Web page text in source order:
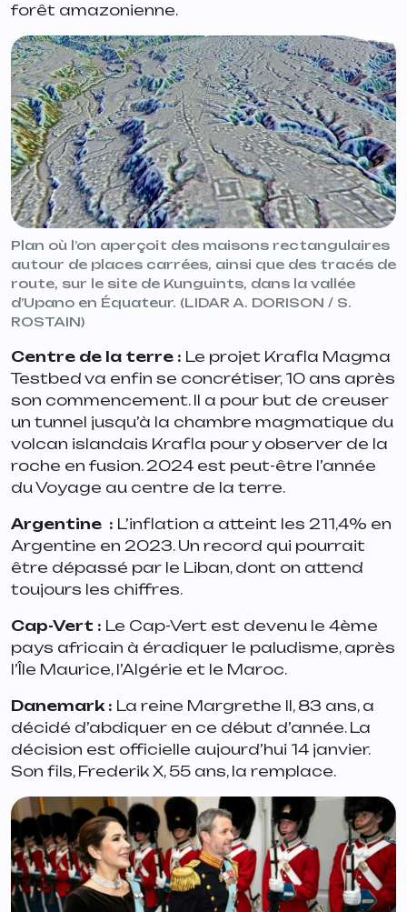
forêt amazonienne.
Plan où l’on aperçoit des maisons rectangulaires
autour de places carrées, ainsi que des tracés de
route, sur le site de Kunguints, dans la vallée
d’Upano en Équateur. (LIDAR A. DORISON / S.
ROSTAIN)
Centre de la terre : Le projet Krafla Magma
Testbed va enfin se concrétiser, 10 ans après
son commencement. Il a pour but de creuser
un tunnel jusqu’à la chambre magmatique du
volcan islandais Krafla pour y observer de la
roche en fusion. 2024 est peut-être l’année
du Voyage au centre de la terre.
Argentine : L’inflation a atteint les 211,4% en
Argentine en 2023. Un record qui pourrait
être dépassé par le Liban, dont on attend
toujours les chiffres.
Cap-Vert : Le Cap-Vert est devenu le 4ème
pays africain à éradiquer le paludisme, après
l’Île Maurice, l’Algérie et le Maroc.
Danemark : La reine Margrethe II, 83 ans, a
décidé d’abdiquer en ce début d’année. La
décision est officielle aujourd’hui 14 janvier.
Son fils, Frederik X, 55 ans, la remplace.